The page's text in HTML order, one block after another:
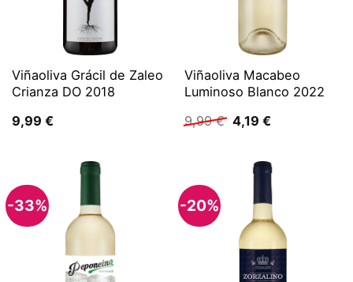
Viñaoliva Grácil de Zaleo
Crianza DO 2018
9,99 €
Viñaoliva Macabeo
Luminoso Blanco 2022
9,99€ Ursprünglicher
Preis
9,99 €
4,19 €Aktueller
4,19 €.
-33% -20%